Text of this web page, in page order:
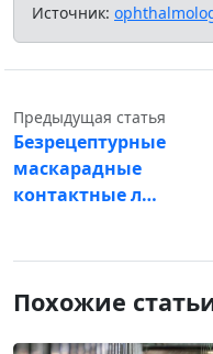
Источник:
Предыдущая статья
Безрецептурные
маскарадные
контактные л…
Похожие